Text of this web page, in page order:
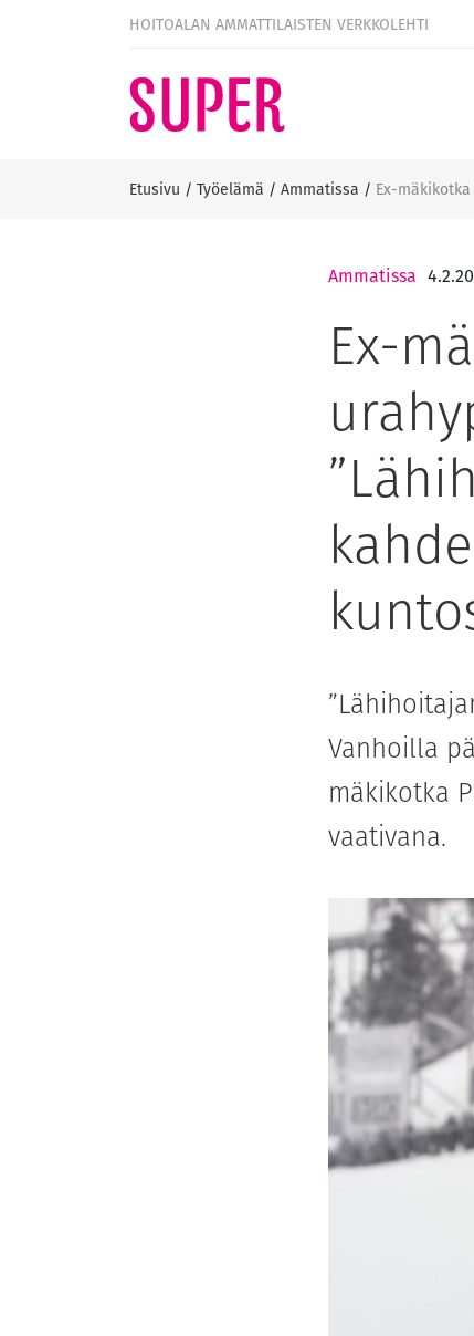
HOITOALAN AMMATTILAISTEN VERKKOLEHTI
Etusivu / Työelämä / Ammatissa / Ex-
Ammatissa
Ex-
Vanhoilla
mäkikotka
vaativana.